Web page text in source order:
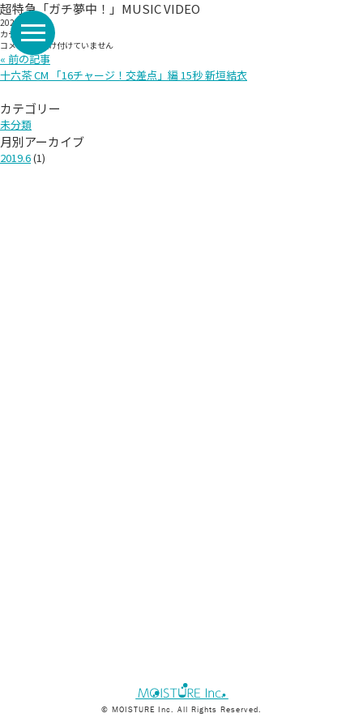
超特急「ガチ夢中！」MUSIC VIDEO
2026/5/12
カテゴリー:
超
特
急
「ガ
夢
中！」
MUSIC
VIDEO
は
コメントを受け付けていません
« 前の記事
十六茶 CM 「16チャージ！交差点」編 15秒 新垣結衣
カテゴリー
未分類
月別アーカイブ
2019.6(1)
© MOISTURE Inc. All Rights Reserved.